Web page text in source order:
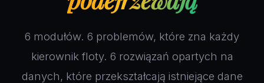
6 modułów. 6 problemów, które zna każdy
kierownik floty. 6 rozwiązań opartych na
danych, które przekształcają istniejące dane